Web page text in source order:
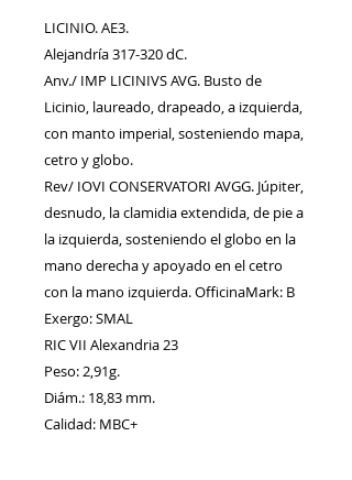
LICINIO. AE3.
Alejandría 317-320 dC.
Anv./ IMP LICINIVS AVG. Busto de
Licinio, laureado, drapeado, a izquierda,
con manto imperial, sosteniendo mapa,
cetro y globo.
Rev/ IOVI CONSERVATORI AVGG. Júpiter,
desnudo, la clamidia extendida, de pie a
la izquierda, sosteniendo el globo en la
mano derecha y apoyado en el cetro
con la mano izquierda. OfficinaMark: B
Exergo: SMAL
RIC VII Alexandria 23
Peso: 2,91g.
Diám.: 18,83 mm.
Calidad: MBC+